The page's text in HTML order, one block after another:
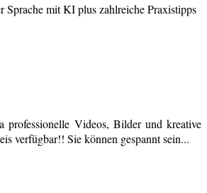
mit KI plus zahlreiche Praxistipps
professionelle Videos, Bilder und kreative
verfügbar!! Sie können gespannt sein...